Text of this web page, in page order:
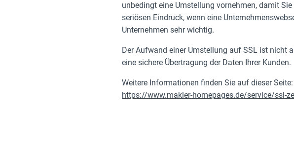
unbedingt eine Umstellung vornehmen, damit
seriösen Eindruck, wenn eine
Unternehmen sehr wichtig.
Der Aufwand einer Umstellung auf SSL ist nicht
eine sichere Übertragung der Daten Ihrer Kunden.
Weitere Informationen finden Sie auf dieser Seite:
https://www.makler-homepages.de/service/ssl-